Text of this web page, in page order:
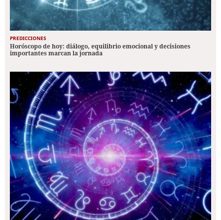
PREDICCIONES
Horóscopo de hoy: diálogo, equilibrio emocional y decisiones
importantes marcan la jornada